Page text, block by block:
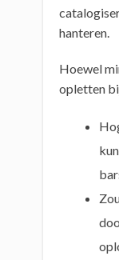
hanteren.
Hoewel
opletten